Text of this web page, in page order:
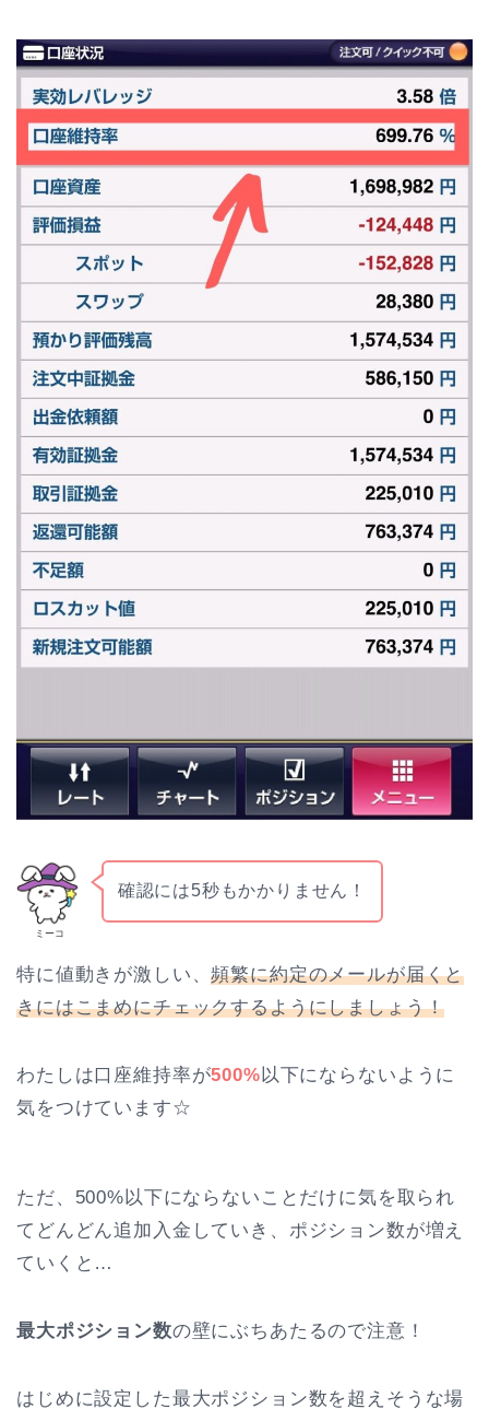
ミーコ
確認には5秒もかかりません！
特に値動きが激しい、頻繁に約定のメールが届くと
きにはこまめにチェックするようにしましょう！
わたしは口座維持率が500%以下にならないように
気をつけています☆
ただ、500%以下にならないことだけに気を取られ
てどんどん追加入金していき、ポジション数が増え
ていくと…
最大ポジション数の壁にぶちあたるので注意！
はじめに設定した最大ポジション数を超えそうな場